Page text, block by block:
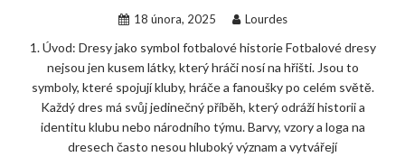
18 února, 2025 Lourdes
1. Úvod: Dresy jako symbol fotbalové historie Fotbalové dresy
nejsou jen kusem látky, který hráči nosí na hřišti. Jsou to
symboly, které spojují kluby, hráče a fanoušky po celém světě.
Každý dres má svůj jedinečný příběh, který odráží historii a
identitu klubu nebo národního týmu. Barvy, vzory a loga na
dresech často nesou hluboký význam a vytvářejí